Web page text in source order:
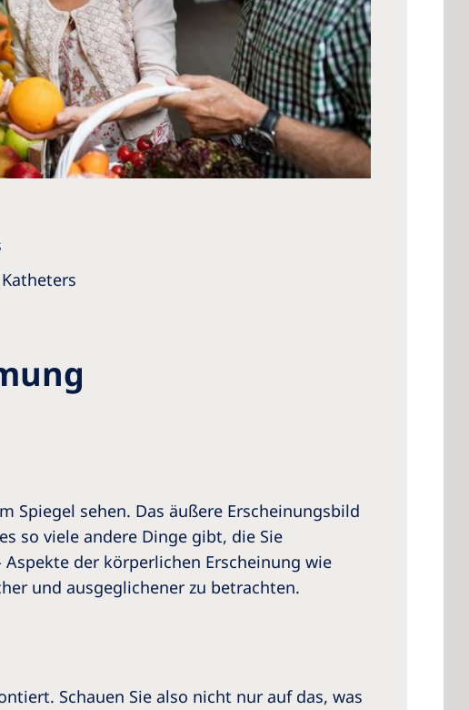
Spiegel sehen. Das äußere Erscheinungsbild
so viele andere Dinge gibt, die Sie
der körperlichen Erscheinung wie
und ausgeglichener zu betrachten.
Schauen Sie also nicht nur auf das, was